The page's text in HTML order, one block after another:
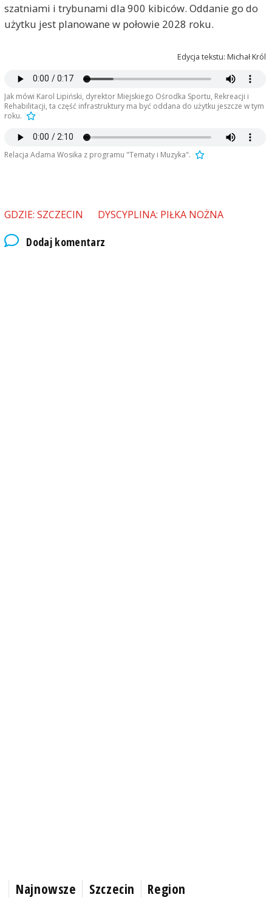
szatniami i trybunami dla 900 kibiców. Oddanie go do
użytku jest planowane w połowie 2028 roku.
Edycja tekstu: Michał Król
Jak mówi Karol Lipiński, dyrektor Miejskiego Ośrodka Sportu, Rekreacji i
Rehabilitacji, ta część infrastruktury ma być oddana do użytku jeszcze w tym
roku.
Relacja Adama Wosika z programu "Tematy i Muzyka".
GDZIE: SZCZECIN DYSCYPLINA: PIŁKA NOŻNA
Dodaj komentarz
Najnowsze Szczecin Region